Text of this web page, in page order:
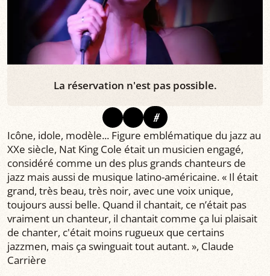
La réservation n'est pas possible.
#
Icône, idole, modèle... Figure emblématique du jazz au
XXe siècle, Nat King Cole était un musicien engagé,
considéré comme un des plus grands chanteurs de
jazz mais aussi de musique latino-américaine. « Il était
grand, très beau, très noir, avec une voix unique,
toujours aussi belle. Quand il chantait, ce n’était pas
vraiment un chanteur, il chantait comme ça lui plaisait
de chanter, c'était moins rugueux que certains
jazzmen, mais ça swinguait tout autant. », Claude
Carrière